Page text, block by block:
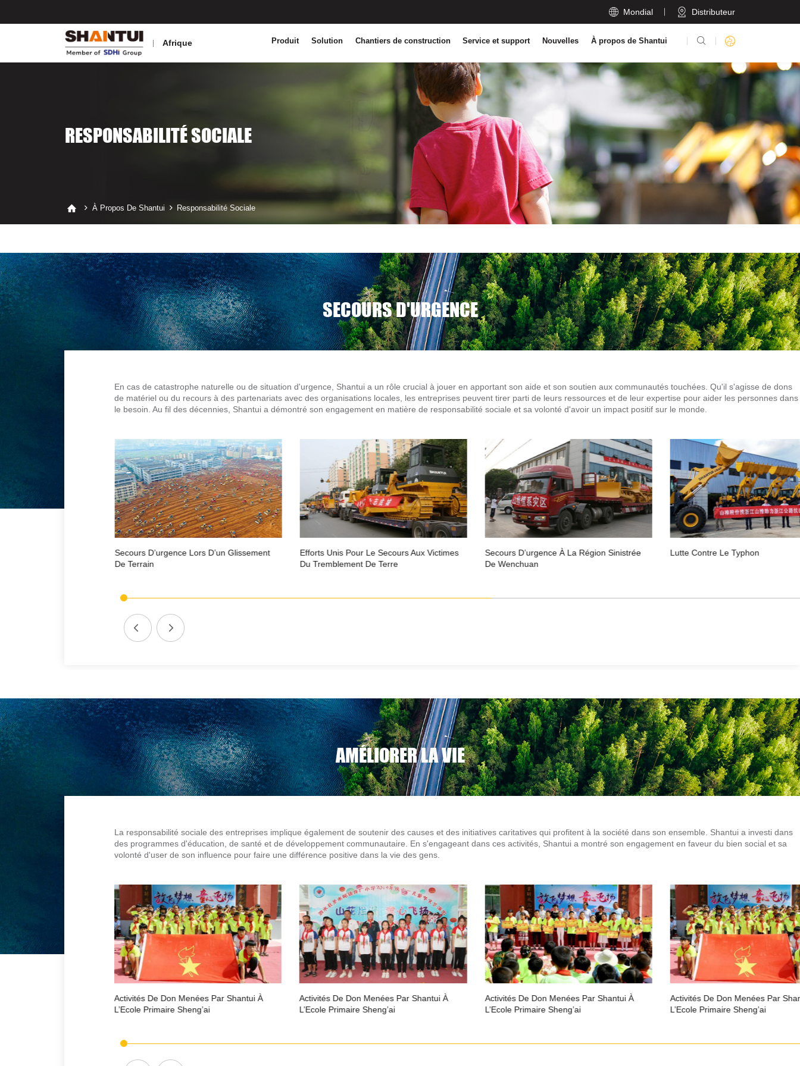
 Mondial Distributeur
Afrique 
Produit Solution Chantiers de construction Service et support Nouvelles À propos de Shantui
RESPONSABILITÉ SOCIALE
  À Propos De Shantui  Responsabilité Sociale
SECOURS D'URGENCE
En cas de catastrophe naturelle ou de situation d'urgence, Shantui a un rôle crucial à jouer en apportant son aide et son soutien aux communautés touchées. Qu'il s'agisse de dons
de matériel ou du recours à des partenariats avec des organisations locales, les entreprises peuvent tirer parti de leurs ressources et de leur expertise pour aider les personnes dans
le besoin. Au fil des décennies, Shantui a démontré son engagement en matière de responsabilité sociale et sa volonté d'avoir un impact positif sur le monde.
Efforts Unis Pour Le Secours Aux Victimes
Du Tremblement De Terre
Secours D’urgence À La Région Sinistrée
De Wenchuan
Lutte Contre Le Typhon Colmatage De La Brèche D’un
AMÉLIORER LA VIE
La responsabilité sociale des entreprises implique également de soutenir des causes et des initiatives caritatives qui profitent à la société dans son ensemble. Shantui a investi dans
des programmes d'éducation, de santé et de développement communautaire. En s'engageant dans ces activités, Shantui a montré son engagement en faveur du bien social et sa
volonté d'user de son influence pour faire une différence positive dans la vie des gens.
Activités De Don Menées Par Shantui À
L’Ecole Primaire Sheng’ai
Activités De Don Menées Par Shantui À
L’Ecole Primaire Sheng’ai
Activités De Don Menées Par Shantui À
L’Ecole Primaire Sheng’ai
Activités De Don Menées Par Shantui À
L’Ecole Primaire Sheng’ai